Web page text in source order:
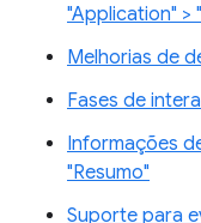
"Application" >
Melhorias de
Fases de
Informações
"Resumo"
Suporte para